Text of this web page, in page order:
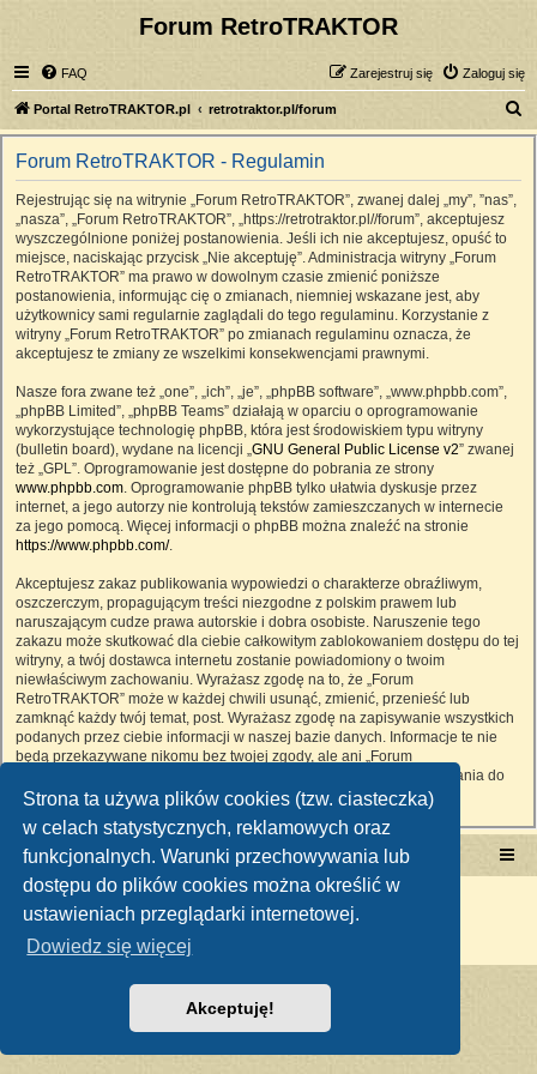
Strona ta używa plików cookies (tzw. ciasteczka)
w celach statystycznych, reklamowych oraz
funkcjonalnych. Warunki przechowywania lub
dostępu do plików cookies można określić w
ustawieniach przeglądarki internetowej.
Dowiedz się więcej
Akceptuję!
Forum RetroTRAKTOR
FAQ Zaloguj się
Zarejestruj się
Portal RetroTRAKTOR.pl retrotraktor.pl/forum
z
Forum RetroTRAKTOR - Regulamin
Rejestrując się na witrynie „Forum RetroTRAKTOR”, zwanej dalej „my”, ”nas”,
„nasza”, „Forum RetroTRAKTOR”, „https://retrotraktor.pl//forum”, akceptujesz
wyszczególnione poniżej postanowienia. Jeśli ich nie akceptujesz, opuść to
miejsce, naciskając przycisk „Nie akceptuję”. Administracja witryny „Forum
RetroTRAKTOR” ma prawo w dowolnym czasie zmienić poniższe
postanowienia, informując cię o zmianach, niemniej wskazane jest, aby
użytkownicy sami regularnie zaglądali do tego regulaminu. Korzystanie z
witryny „Forum RetroTRAKTOR” po zmianach regulaminu oznacza, że
akceptujesz te zmiany ze wszelkimi konsekwencjami prawnymi.
Nasze fora zwane też „one”, „ich”, „je”, „phpBB software”, „www.phpbb.com”,
„phpBB Limited”, „phpBB Teams” działają w oparciu o oprogramowanie
wykorzystujące technologię phpBB, która jest środowiskiem typu witryny
(bulletin board), wydane na licencji „GNU General Public License v2” zwanej
też „GPL”. Oprogramowanie jest dostępne do pobrania ze strony
www.phpbb.com. Oprogramowanie phpBB tylko ułatwia dyskusje przez
internet, a jego autorzy nie kontrolują tekstów zamieszczanych w internecie
za jego pomocą. Więcej informacji o phpBB można znaleźć na stronie
https://www.phpbb.com/.
Akceptujesz zakaz publikowania wypowiedzi o charakterze obraźliwym,
oszczerczym, propagującym treści niezgodne z polskim prawem lub
naruszającym cudze prawa autorskie i dobra osobiste. Naruszenie tego
zakazu może skutkować dla ciebie całkowitym zablokowaniem dostępu do tej
witryny, a twój dostawca internetu zostanie powiadomiony o twoim
niewłaściwym zachowaniu. Wyrażasz zgodę na to, że „Forum
RetroTRAKTOR” może w każdej chwili usunąć, zmienić, przenieść lub
zamknąć każdy twój temat, post. Wyrażasz zgodę na zapisywanie wszystkich
podanych przez ciebie informacji w naszej bazie danych. Informacje te nie
będą przekazywane nikomu bez twojej zgody, ale ani „Forum
RetroTRAKTOR”, ani phpBB nie ponosi odpowiedzialności za włamania do
witryny, podczas których może dojść do kradzieży danych.
Portal RetroTRAKTOR.pl retrotraktor.pl/forum
Technologię dostarcza
Polski pakiet językowy dostarczaphpBB.pl
Zasady ochrony danych osobowych